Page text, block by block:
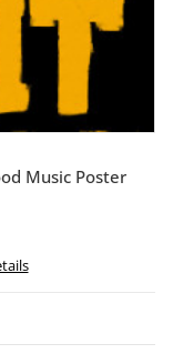
Music Poster